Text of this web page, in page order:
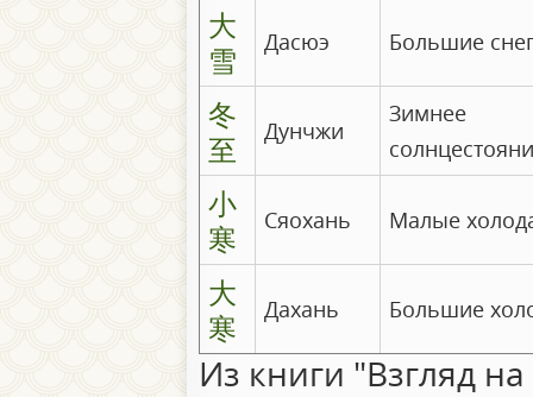
大
雪
Дасюэ Большие
冬
至
Дунчжи
Зимнее
小
寒
Сяохань Малые
大
寒
Дахань Большие
Из книги "Взгляд